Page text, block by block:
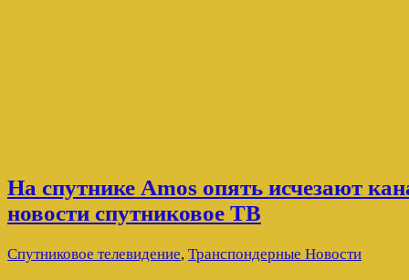
На спутнике Amos опять исчезают
новости спутниковое ТВ
Спутниковое телевидение, Транспондерные Новости